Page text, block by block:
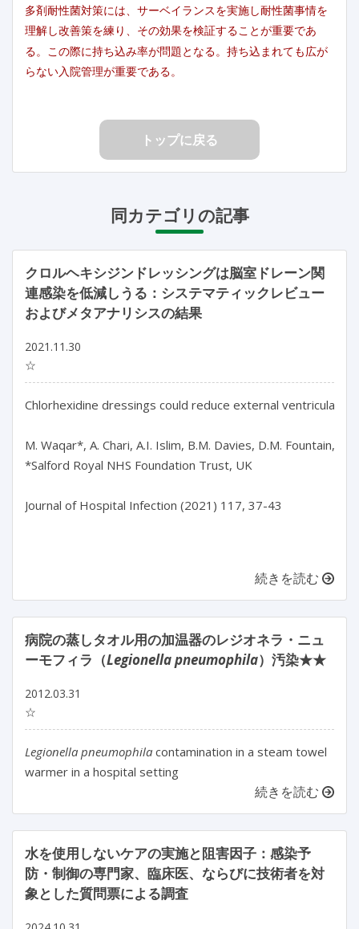
多剤耐性菌対策には、サーベイランスを実施し耐性菌事情を
理解し改善策を練り、その効果を検証することが重要であ
る。この際に持ち込み率が問題となる。持ち込まれても広が
らない入院管理が重要である。
トップに戻る
同カテゴリの記事
クロルヘキシジンドレッシングは脳室ドレーン関
連感染を低減しうる：システマティックレビュー
およびメタアナリシスの結果
2021.11.30
☆
Chlorhexidine dressings could reduce external ventricular
M. Waqar*, A. Chari, A.I. Islim, B.M. Davies, D.M. Fountain, S.
*Salford Royal NHS Foundation Trust, UK
Journal of Hospital Infection (2021) 117, 37-43
続きを読む
病院の蒸しタオル用の加温器のレジオネラ・ニュ
ーモフィラ（Legionella pneumophila）汚染★★
2012.03.31
☆
Legionella pneumophila contamination in a steam towel
warmer in a hospital setting
続きを読む
水を使用しないケアの実施と阻害因子：感染予
防・制御の専門家、臨床医、ならびに技術者を対
象とした質問票による調査